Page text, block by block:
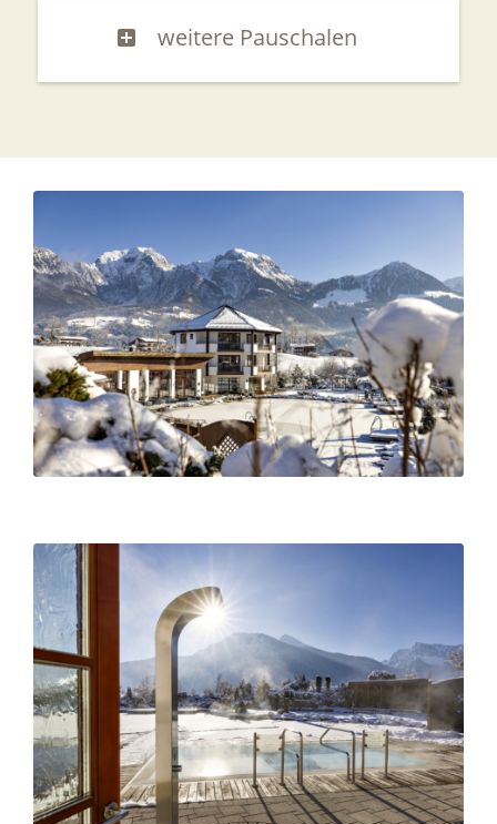
weitere Pauschalen